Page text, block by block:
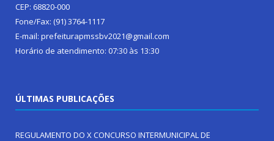
CEP: 68820-000
Fone/Fax: (91) 3764-1117
E-mail: prefeiturapmssbv2021@gmail.com
Horário de atendimento: 07:30 às 13:30
ÚLTIMAS PUBLICAÇÕES
REGULAMENTO DO X CONCURSO INTERMUNICIPAL DE